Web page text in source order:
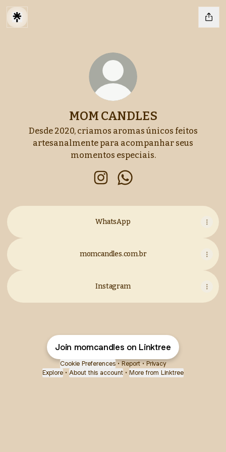
MOM CANDLES
Desde 2020, criamos aromas únicos feitos
artesanalmente para acompanhar seus
momentos especiais.
WhatsApp
momcandles.com.br
Instagram
Join momcandles on Linktree
Cookie Preferences • Report • Privacy
Explore • About this account • More from Linktree